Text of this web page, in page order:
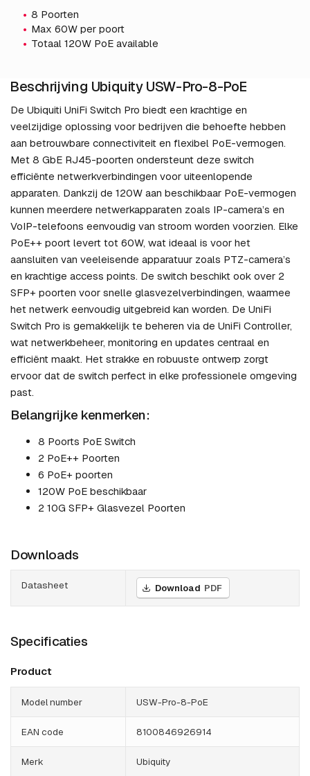
8 Poorten
Max 60W per poort
Totaal 120W PoE available
Beschrijving Ubiquity USW-Pro-8-PoE
De Ubiquiti UniFi Switch Pro biedt een krachtige en
veelzijdige oplossing voor bedrijven die behoefte hebben
aan betrouwbare connectiviteit en flexibel PoE-vermogen.
Met 8 GbE RJ45-poorten ondersteunt deze switch
efficiënte netwerkverbindingen voor uiteenlopende
apparaten. Dankzij de 120W aan beschikbaar PoE-vermogen
kunnen meerdere netwerkapparaten zoals IP-camera’s en
VoIP-telefoons eenvoudig van stroom worden voorzien. Elke
PoE++ poort levert tot 60W, wat ideaal is voor het
aansluiten van veeleisende apparatuur zoals PTZ-camera’s
en krachtige access points. De switch beschikt ook over 2
SFP+ poorten voor snelle glasvezelverbindingen, waarmee
het netwerk eenvoudig uitgebreid kan worden. De UniFi
Switch Pro is gemakkelijk te beheren via de UniFi Controller,
wat netwerkbeheer, monitoring en updates centraal en
efficiënt maakt. Het strakke en robuuste ontwerp zorgt
ervoor dat de switch perfect in elke professionele omgeving
past.
Belangrijke kenmerken:
8 Poorts PoE Switch
2 PoE++ Poorten
6 PoE+ poorten
120W PoE beschikbaar
2 10G SFP+ Glasvezel Poorten
Downloads
Datasheet Download PDF
Specificaties
Product
Model number USW-Pro-8-PoE
EAN code 8100846926914
Merk Ubiquity